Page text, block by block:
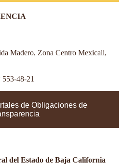
Madero, Zona Centro Mexicali,
48-21
de Obligaciones de
del Estado de Baja California